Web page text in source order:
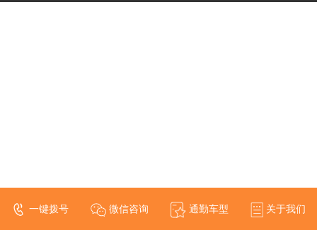
一键拨号 微信咨询 通勤车型 关于我们